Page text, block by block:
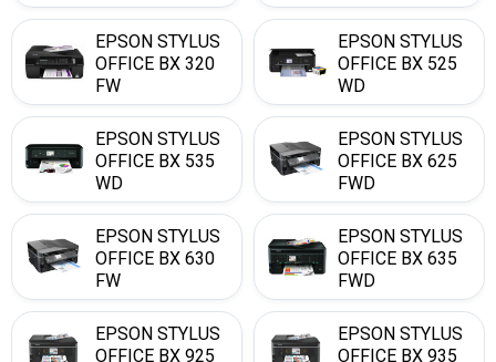
EPSON STYLUS
OFFICE BX 320
FW
EPSON STYLUS
OFFICE BX 525
WD
EPSON STYLUS
OFFICE BX 535
WD
EPSON STYLUS
OFFICE BX 625
FWD
EPSON STYLUS
OFFICE BX 630
FW
EPSON STYLUS
OFFICE BX 635
FWD
EPSON STYLUS
OFFICE BX 925
EPSON STYLUS
OFFICE BX 935